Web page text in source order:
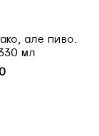
але пиво.
мл